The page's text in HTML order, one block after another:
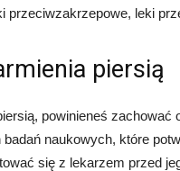
przeciwzakrzepowe, leki
piersią
powinieneś
naukowych, które
się z lekarzem przed